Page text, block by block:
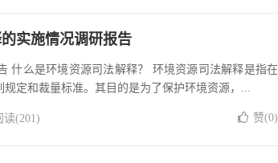
实施情况调研报告
什么是环境资源司法解释？ 环境资源司法解释是指在
定和裁量标准。其目的是为了保护环境资源，...
读(201) 赞(0)